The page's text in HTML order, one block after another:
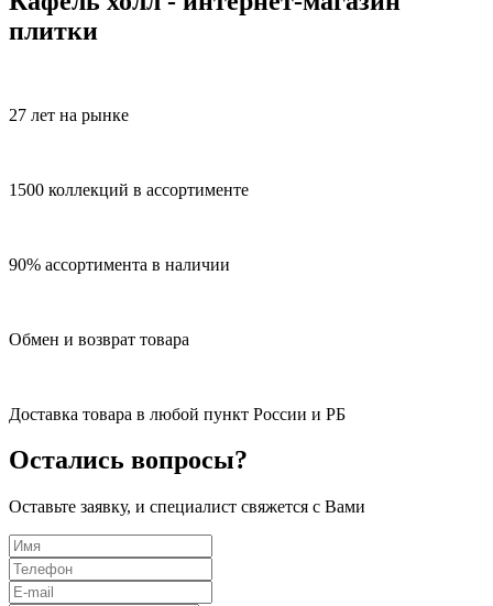
плитки
27 лет на рынке
1500 коллекций в ассортименте
90% ассортимента в наличии
Обмен и возврат товара
Доставка товара в любой пункт России и РБ
Остались вопросы?
Оставьте заявку, и специалист свяжется с Вами